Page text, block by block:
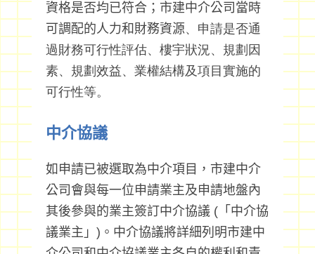
資格是否均已符合；市建中介公司當時
可調配的人力和財務資源、申請是否通
過財務可行性評估、樓宇狀況、規劃因
素、規劃效益、業權結構及項目實施的
可行性等。
中介協議
如申請已被選取為中介項目，市建中介
公司會與每一位申請業主及申請地盤內
其後參與的業主簽訂中介協議 (「中介協
議業主」)。中介協議將詳細列明市建中